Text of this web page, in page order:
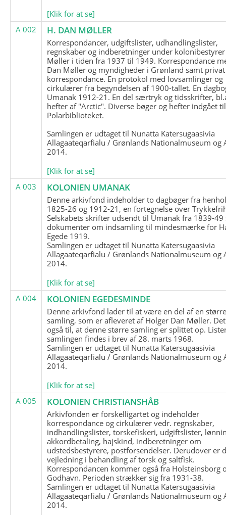
[Klik for at se]
A 002
H. DAN MØLLER
Korrespondancer, udgiftslister, udhandlingslister,
regnskaber og indberetninger under
Møller i tiden fra 1937 til 1949. Korrespondance
Dan Møller og myndigheder i Grønland samt privat
korrespondance. En protokol med lovsamlinger og
cirkulærer fra begyndelsen af 1900-tallet. En
Umanak 1912-21. En del særtryk og tidsskrifter,
hefter af "Arctic". Diverse bøger og hefter indgået til
Polarbiblioteket.
Samlingen er udtaget til Nunatta Katersugaasivia
Allagaateqarfialu / Grønlands Nationalmuseum og
2014.
[Klik for at se]
A 003
KOLONIEN UMANAK
Denne arkivfond indeholder to dagbøger fra
1825-26 og 1912-21, en fortegnelse over
Selskabets skrifter udsendt til Umanak fra 1839-49
dokumenter om indsamling til mindesmærke for
Egede 1919.
Samlingen er udtaget til Nunatta Katersugaasivia
Allagaateqarfialu / Grønlands Nationalmuseum og
2014.
[Klik for at se]
A 004
KOLONIEN EGEDESMINDE
Denne arkivfond lader til at være en del af en
samling, som er afleveret af Holger Dan Møller.
også til, at denne større samling er splittet op.
samlingen findes i brev af 28. marts 1968.
Samlingen er udtaget til Nunatta Katersugaasivia
Allagaateqarfialu / Grønlands Nationalmuseum og
2014.
[Klik for at se]
A 005
KOLONIEN CHRISTIANSHÅB
Arkivfonden er forskelligartet og indeholder
korrespondance og cirkulærer vedr. regnskaber,
indhandlingslister, torskefiskeri, udgiftslister,
akkordbetaling, hajskind, indberetninger om
udstedsbestyrere, postforsendelser. Derudover er
vejledning i behandling af torsk og saltfisk.
Korrespondancen kommer også fra Holsteinsborg
Godhavn. Perioden strækker sig fra 1931-38.
Samlingen er udtaget til Nunatta Katersugaasivia
Allagaateqarfialu / Grønlands Nationalmuseum og
2014.